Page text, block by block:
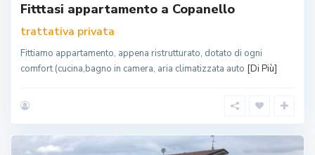
Fitttasi appartamento a Copanello
trattativa privata
Fittiamo appartamento, appena ristrutturato, dotato di ogni
comfort (cucina,bagno in camera, aria climatizzata auto [Di Più]